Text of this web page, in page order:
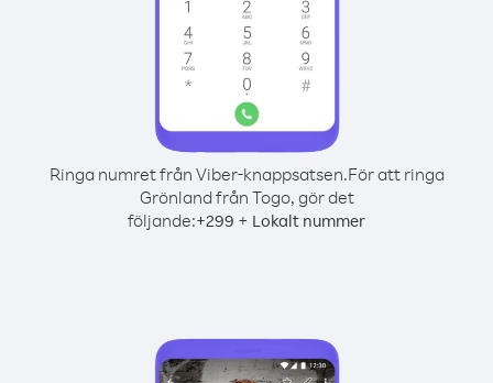
Ringa numret från Viber-knappsatsen.För att ringa
Grönland från Togo, gör det
följande:+299 + Lokalt nummer